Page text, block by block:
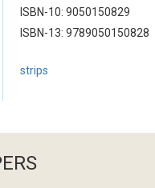
ISBN-10: 9050150829
ISBN-13: 9789050150828
strips